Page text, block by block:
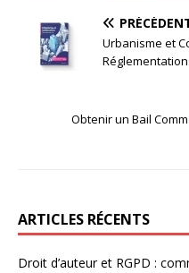
Urbanisme et
Obtenir un Bail
ARTICLES RÉCENTS
Droit d’auteur et RGPD :